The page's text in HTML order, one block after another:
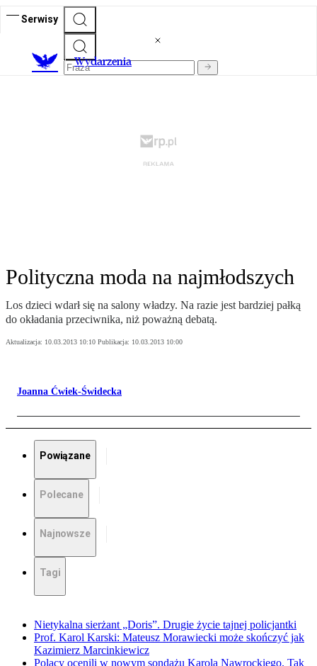
Serwisy
Wydarzenia
Polityczna moda na najmłodszych
Los dzieci wdarł się na salony władzy. Na razie jest bardziej pałką
do okładania przeciwnika, niż poważną debatą.
Aktualizacja: 10.03.2013 10:10 Publikacja: 10.03.2013 10:00
Joanna Ćwiek-Świdecka
Powiązane
Polecane
Najnowsze
Tagi
Nietykalna sierżant „Doris”. Drugie życie tajnej policjantki
Prof. Karol Karski: Mateusz Morawiecki może skończyć jak
Kazimierz Marcinkiewicz
Polacy ocenili w nowym sondażu Karola Nawrockiego. Tak